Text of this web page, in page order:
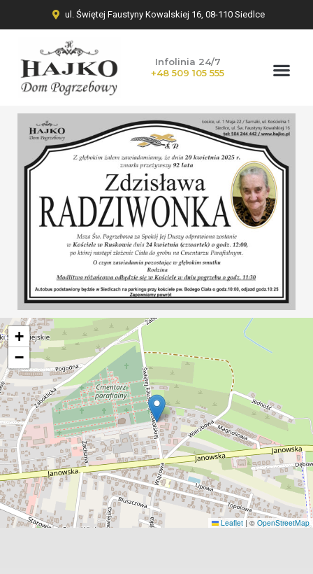
ul. Świętej Faustyny Kowalskiej 16, 08-110 Siedlce
Infolinia 24/7
+48 509 105 555
+
−
Leaflet | © OpenStreetMap